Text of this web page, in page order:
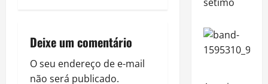
v
i
Deixe um comentário
O seu endereço de e-mail
não será publicado.